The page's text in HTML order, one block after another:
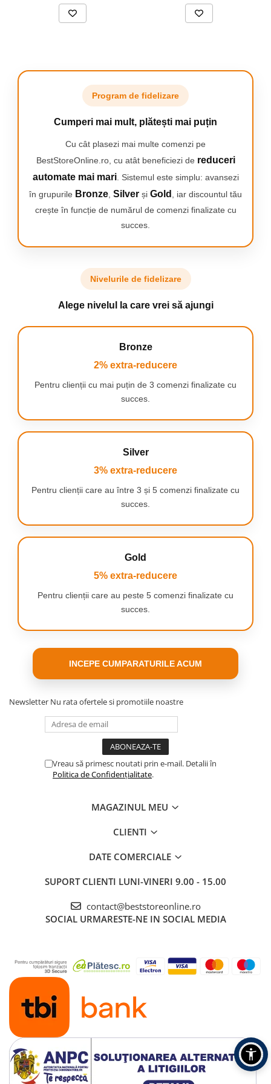
Par frumos si volum din plin obtinute cu usurinta chiar la tine
acasa! Cu noua perie rotativa cu aer cald ROWENTA Brush Activ
obtii rezultate ca la salon chiar la tine acasa. Aceasta perie de
coafat versatila ofera un pachet complet de stilizare cu tot ce ai
nevoie pentru look-uri superbe: rotatie automata, invelis ceramic
si functie ionica pentru stralucire si reducerea riscului de
Uscare cu plus de
aer cald de mare
recreeaza tehnicile
profesioniste de
coafat pentru
asigura o cantitate
deteriorarea
parului pentru
Design
eliminare a cutelor
cu 50% mai
rapide*** datorita
tehnologiei
o camasa perfect
calcata in mai putin
de 3 minute. (***vs
perie de 30 mm
tipurile de par,
pentru un aspect
perie paddle
pentru rezultate
mai netede.
Program de fidelizare
Cumperi mai mult, plătești mai puțin
Cu cât plasezi mai multe comenzi pe
BestStoreOnline.ro, cu atât beneficiezi de reduceri
automate mai mari. Sistemul este simplu: avansezi
în grupurile Bronze Silver și Gold
, iar discountul tău
crește în funcție de numărul de comenzi finalizate cu
succes.
Nivelurile de fidelizare
Alege nivelul la care vrei să ajungi
Bronze
2% extra-reducere
Pentru clienții cu mai puțin de 3 comenzi finalizate cu
succes.
Silver
3% extra-reducere
Pentru clienții care au între 3 și 5 comenzi finalizate cu
succes.
Gold
5% extra-reducere
Pentru clienții care au peste 5 comenzi finalizate cu
succes.
INCEPE CUMPARATURILE ACUM
Newsletter Nu rata ofertele si promotiile noastre
Vreau să primesc noutati prin e-mail. Detalii în
Politica de Confidențialitate.
MAGAZINUL MEU
CLIENTI
DATE COMERCIALE
SUPORT CLIENTI LUNI-VINERI 9.00 - 15.00
contact@beststoreonline.ro
SOCIAL URMARESTE-NE IN SOCIAL MEDIA